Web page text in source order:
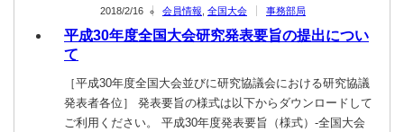
2018/2/16 会員情報 全国大会 事務部局
平成30年度全国大会研究発表要旨の提出につい
て
［平成30年度全国大会並びに研究協議会における研究協議
発表者各位］ 発表要旨の様式は以下からダウンロードして
ご利用ください。 平成30年度発表要旨（様式）-全国大会